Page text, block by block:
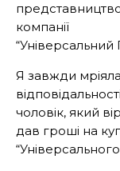
представництво
компанії
Я завжди
чоловік, який
дав гроші на